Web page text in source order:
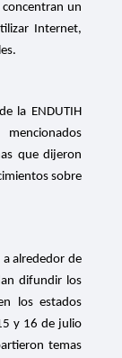
un
Internet,
la ENDUTIH
que dijeron
sobre
a alrededor de
difundir los
los estados
y 16 de julio
temas